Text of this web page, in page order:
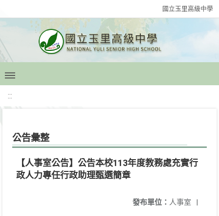
國立玉里高級中學
:::
公告彙整
【人事室公告】公告本校113年度教務處充實行
政人力專任行政助理甄選簡章
發布單位： 人事室 |